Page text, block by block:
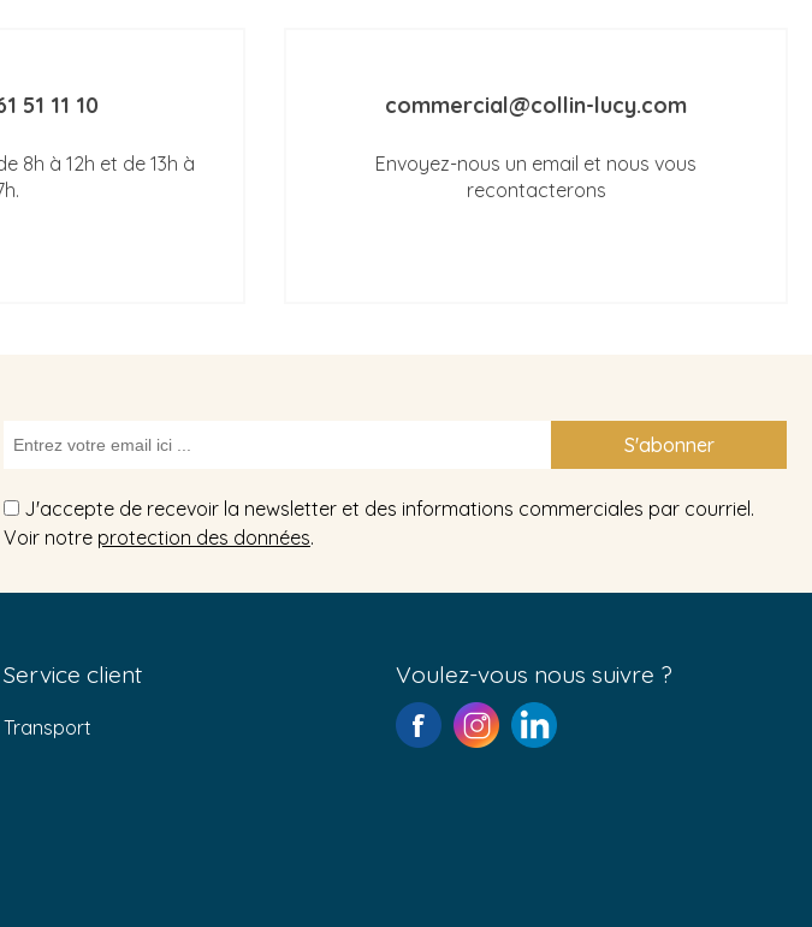
51 11 10
8h à 12h et de 13h à
commercial@collin-lucy.com
Envoyez-nous un email et nous vous
recontacterons
S'abonner
J'accepte de recevoir la newsletter et des informations commerciales par courriel.
Voir notre protection des données.
Service client
Transport
Voulez-vous nous suivre ?